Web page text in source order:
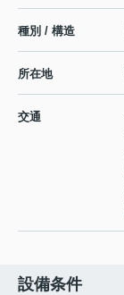
種別 / 構造
所在地
交通
設備条件